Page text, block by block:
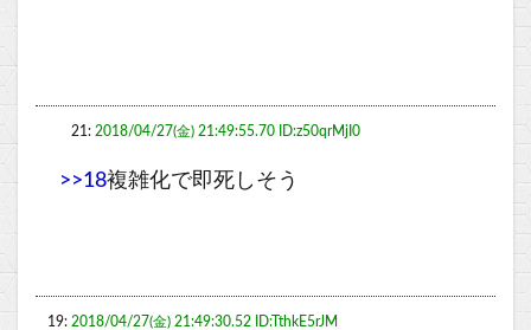
21: 2018/04/27(金) 21:49:55.70 ID:z50qrMjI0
>>18複雑化で即死しそう
19: 2018/04/27(金) 21:49:30.52 ID:TthkE5rJM